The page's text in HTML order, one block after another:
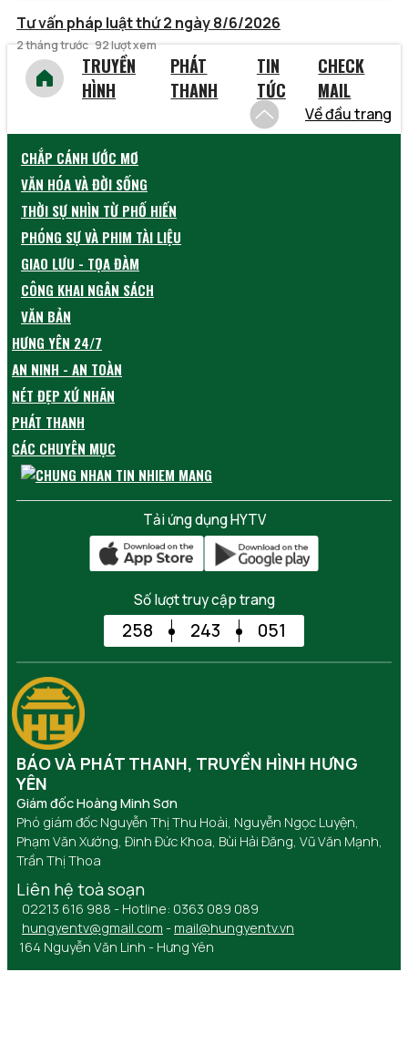
Tư vấn pháp luật thứ 2 ngày 8/6/2026
2 tháng trước 92 lượt xem
TRUYỀN
HÌNH
PHÁT
THANH
TIN
TỨC
CHECK
MAIL
Về đầu trang
CHẮP CÁNH ƯỚC MƠ
VĂN HÓA VÀ ĐỜI SỐNG
THỜI SỰ NHÌN TỪ PHỐ HIẾN
PHÓNG SỰ VÀ PHIM TÀI LIỆU
GIAO LƯU - TỌA ĐÀM
CÔNG KHAI NGÂN SÁCH
VĂN BẢN
HƯNG YÊN 24/7
AN NINH - AN TOÀN
NÉT ĐẸP XỨ NHÃN
PHÁT THANH
CÁC CHUYÊN MỤC
Tải ứng dụng HYTV
Số lượt truy cập trang
258 243 051
BÁO VÀ PHÁT THANH, TRUYỀN HÌNH HƯNG
YÊN
Giám đốc Hoàng Minh Sơn
Phó giám đốc Nguyễn Thị Thu Hoài, Nguyễn Ngọc Luyện,
Phạm Văn Xướng, Đinh Đức Khoa, Bùi Hải Đăng, Vũ Văn Mạnh,
Trần Thị Thoa
Liên hệ toà soạn
02213 616 988 - Hotline: 0363 089 089
hungyentv@gmail.com - mail@hungyentv.vn
164 Nguyễn Văn Linh - Hưng Yên